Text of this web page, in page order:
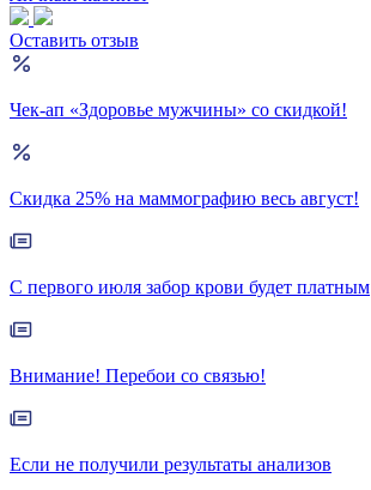
Оставить отзыв
Чек-ап «Здоровье мужчины» со скидкой!
Скидка 25% на маммографию весь август!
С первого июля забор крови будет платным
Внимание! Перебои со связью!
Если не получили результаты анализов